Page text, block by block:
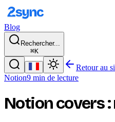
Blog
Rechercher...
⌘K
Retour au
Notion9 min de lecture
Notion covers